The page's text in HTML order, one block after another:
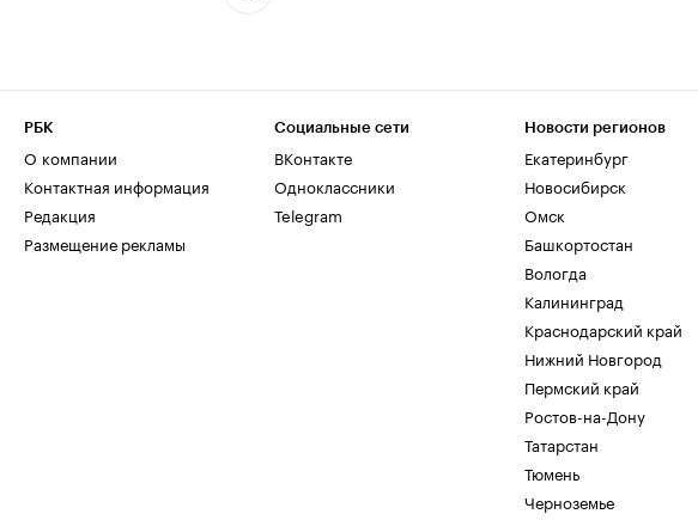
РБК
О компании
Контактная информация
Редакция
Размещение рекламы
Социальные сети
ВКонтакте
Одноклассники
Telegram
Новости регионов
Екатеринбург
Новосибирск
Омск
Башкортостан
Вологда
Калининград
Краснодарский край
Нижний Новгород
Пермский край
Ростов-на-Дону
Татарстан
Тюмень
Черноземье